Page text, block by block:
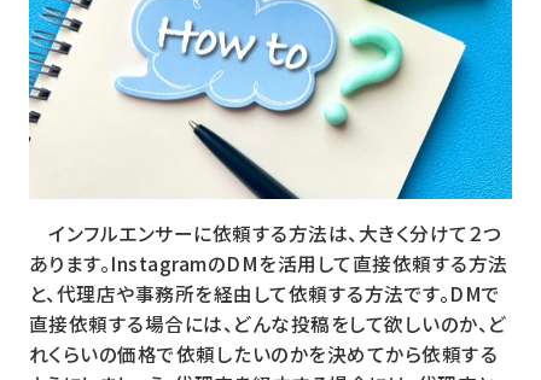
インフルエンサーに依頼する方法は、大きく分けて２つ
あります。InstagramのDMを活用して直接依頼する方法
と、代理店や事務所を経由して依頼する方法です。DMで
直接依頼する場合には、どんな投稿をして欲しいのか、ど
れくらいの価格で依頼したいのかを決めてから依頼する